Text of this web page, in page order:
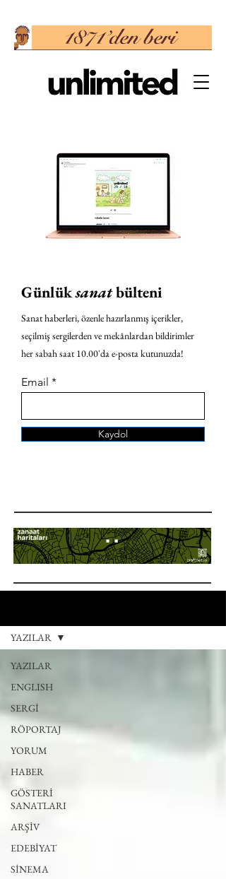
Günlüksanatbülteni
Sanat haberleri, özenle hazırlanmış içerikler,
seçilmiş sergilerden ve mekânlardan bildirimler
her sabah saat 10.00'da e-posta kutunuzda!
Email
Kaydol
YAZILAR
ENGLISH
SERGİ
RÖPORTAJ
YORUM
HABER
GÖSTERİ
SANATLARI
ARŞİV
EDEBİYAT
SİNEMA
YAZILAR